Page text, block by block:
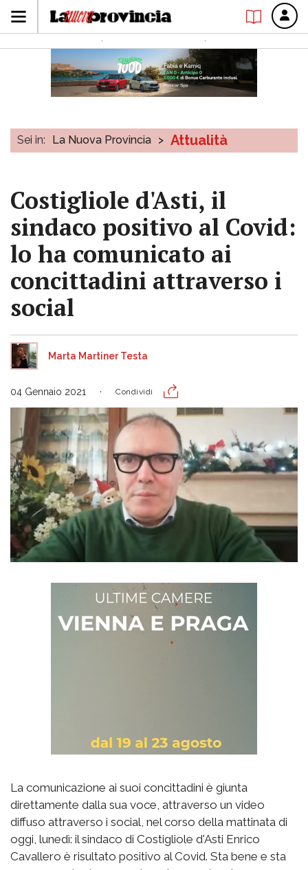
Sei in: La Nuova Provincia > Attualità
Costigliole d'Asti, il
sindaco positivo al Covid:
lo ha comunicato ai
concittadini attraverso i
social
Marta Martiner Testa
04 Gennaio 2021 Condividi
La comunicazione ai suoi concittadini è giunta
direttamente dalla sua voce, attraverso un video
diffuso attraverso i social, nel corso della mattinata di
oggi, lunedì: il sindaco di Costigliole d'Asti Enrico
Cavallero è risultato positivo al Covid. Sta bene e sta